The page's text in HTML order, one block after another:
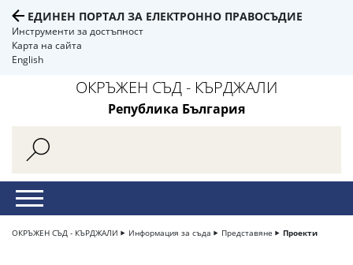
ЕДИНЕН ПОРТАЛ ЗА ЕЛЕКТРОННО ПРАВОСЪДИЕ
Инструменти за достъпност
Карта на сайта
English
ОКРЪЖЕН СЪД - КЪРДЖАЛИ
Република България
ОКРЪЖЕН СЪД - КЪРДЖАЛИ Информация за съда Представяне Проекти